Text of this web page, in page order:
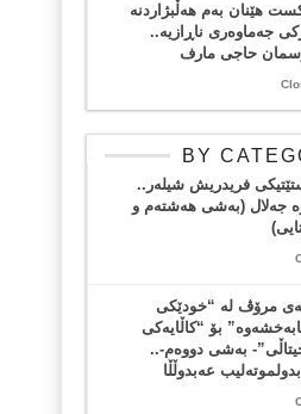
هێنان بەم هەڵبژاردنە
جەماوەری ناڕازیە..
حاجی مارف
BY
فریدریش شیلەر..
جەلال (بەشی هەشتەم و
مرۆڤ لە “خودێکی
بۆ “کاڵایەکی
بەشی دووەم-..
عەبدوڵڵا